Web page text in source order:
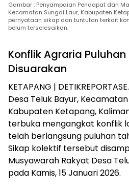
Gambar : Penyampaian Pendapat dan
Kecamatan Sungai Laur, Kabupaten
pernyataan sikap dan tuntutan terkait
belum terselesaikan.
Konflik Agraria
Disuarakan
KETAPANG |
Desa Teluk Bayur, Kecamatan
Kabupaten Ketapang,
terbuka mengangkat konflik
telah berlangsung puluhan
Sikap kolektif tersebut
Musyawarah Rakyat Desa
pada Kamis, 15 Januari 2026.